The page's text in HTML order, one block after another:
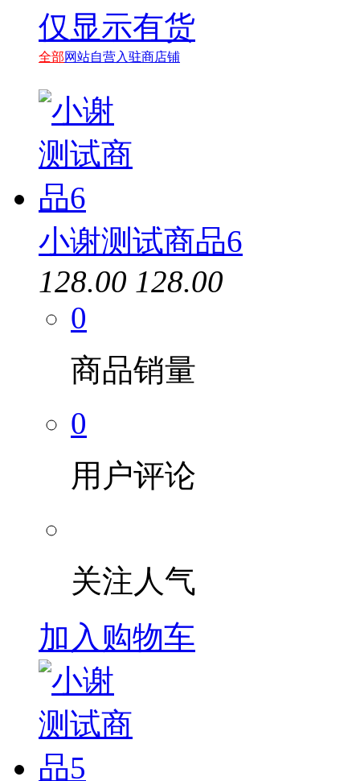
航天信息
天色
兄弟
添彩
仅显示有货
全部网站自营入驻商店铺
小谢测试商品6
128.00 128.00
0
商品销量
0
用户评论
关注人气
加入购物车